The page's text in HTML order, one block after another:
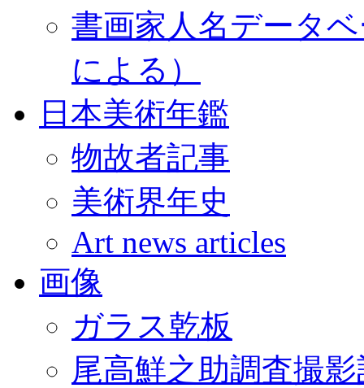
書画家人名データ
による）
日本美術年鑑
物故者記事
美術界年史
Art news articles
画像
ガラス乾板
尾高鮮之助調査撮